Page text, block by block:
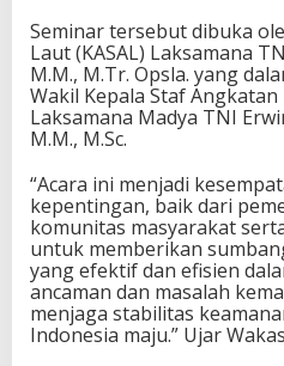
Seminar tersebut dibuka
Laut (KASAL) Laksamana
M.M., M.Tr. Opsla. yang
Wakil Kepala Staf Angkatan
Laksamana Madya TNI
M.M., M.Sc.
“Acara ini menjadi
kepentingan, baik dari
komunitas masyarakat
untuk memberikan
yang efektif dan efisien
ancaman dan masalah
menjaga stabilitas
Indonesia maju.” Ujar